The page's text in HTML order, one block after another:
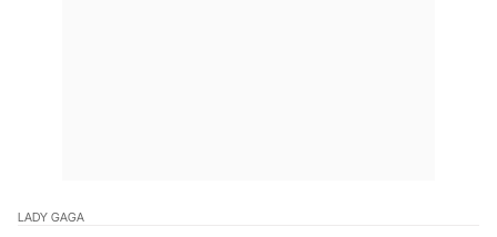
LADY GAGA